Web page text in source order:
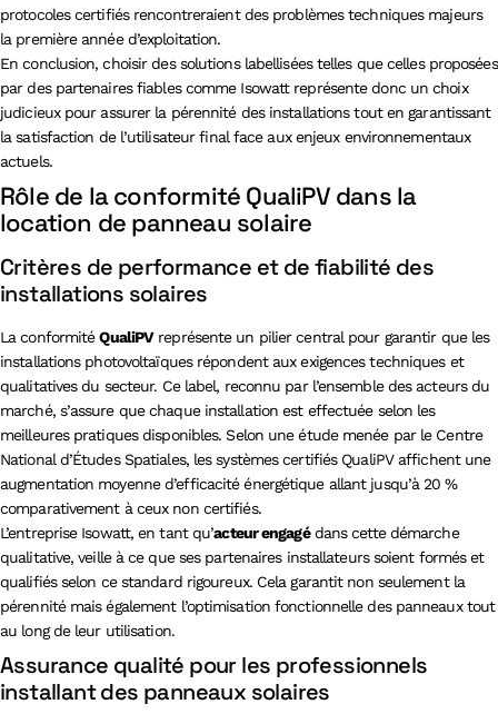
protocoles certifiés rencontreraient des problèmes techniques majeurs
la première année d’exploitation.
En conclusion, choisir des solutions labellisées telles que celles proposées
par des partenaires fiables comme Isowatt représente donc un choix
judicieux pour assurer la pérennité des installations tout en garantissant
la satisfaction de l’utilisateur final face aux enjeux environnementaux
actuels.
Rôle de la conformité QualiPV dans la
location de panneau solaire
Critères de performance et de fiabilité des
installations solaires
La conformitéQualiPVreprésente un pilier central pour garantir que les
installations photovoltaïques répondent aux exigences techniques et
qualitatives du secteur. Ce label, reconnu par l’ensemble des acteurs du
marché, s’assure que chaque installation est effectuée selon les
meilleures pratiques disponibles. Selon une étude menée par le Centre
National d’Études Spatiales, les systèmes certifiés QualiPV affichent une
augmentation moyenne d’efficacité énergétique allant jusqu’à 20 %
comparativement à ceux non certifiés.
L’entreprise Isowatt, en tant qu’acteur engagédans cette démarche
qualitative, veille à ce que ses partenaires installateurs soient formés et
qualifiés selon ce standard rigoureux. Cela garantit non seulement la
pérennité mais également l’optimisation fonctionnelle des panneaux tout
au long de leur utilisation.
Assurance qualité pour les professionnels
installant des panneaux solaires